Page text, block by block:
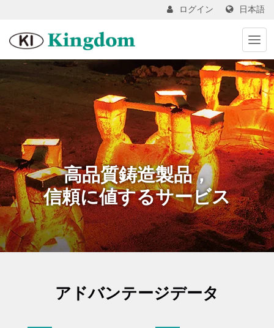
日本語
ログイン
高品質鋳造製品，
信頼に値するサービス
アドバンテージデータ